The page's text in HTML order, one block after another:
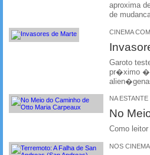
aproxima
de
CINEMA
Garoto
pr�ximo �
NA
No
Como
NOS